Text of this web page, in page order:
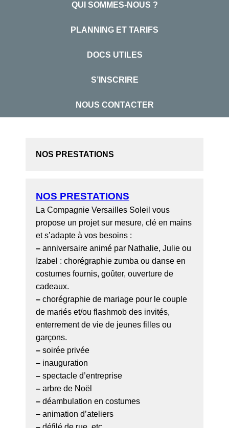
QUI SOMMES-NOUS ?
PLANNING ET TARIFS
DOCS UTILES
S’INSCRIRE
NOUS CONTACTER
NOS PRESTATIONS
NOS PRESTATIONS
La Compagnie Versailles Soleil vous
propose un projet sur mesure, clé en mains
et s’adapte à vos besoins :
– anniversaire animé par Nathalie, Julie ou
Izabel : chorégraphie zumba ou danse en
costumes fournis, goûter, ouverture de
cadeaux.
– chorégraphie de mariage pour le couple
de mariés et/ou flashmob des invités,
enterrement de vie de jeunes filles ou
garçons.
– soirée privée
– inauguration
– spectacle d’entreprise
– arbre de Noël
– déambulation en costumes
– animation d’ateliers